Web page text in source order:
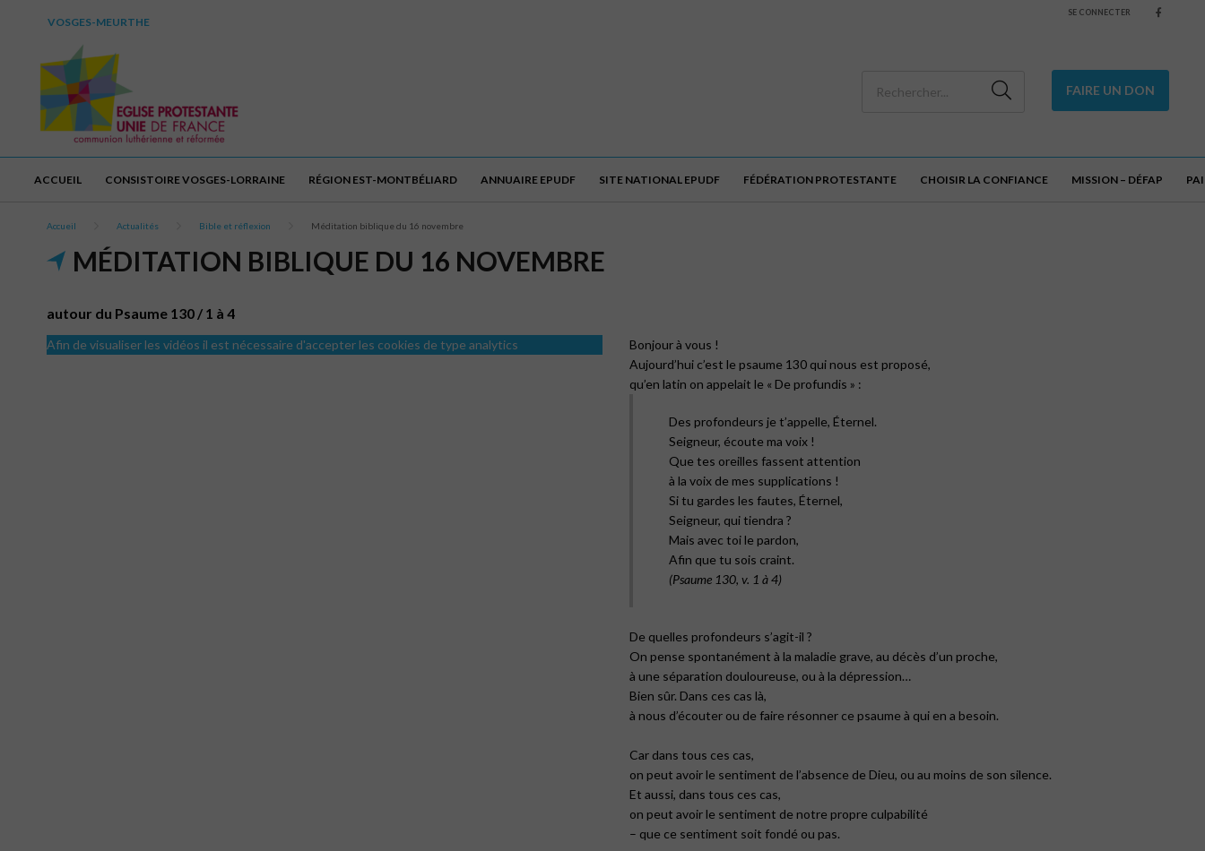
VOSGES-MEURTHE
SE CONNECTER
FAIRE UN DON
ACCUEIL CONSISTOIRE VOSGES-LORRAINE RÉGION EST-MONTBÉLIARD ANNUAIRE EPUDF SITE NATIONAL EPUDF FÉDÉRATION PROTESTANTE CHOISIR LA CONFIANCE MISSION – DÉFAP
Accueil Actualités Bible et réflexion Méditation biblique du 16 novembre
MÉDITATION BIBLIQUE DU 16 NOVEMBRE
autour du Psaume 130 / 1 à 4
Afin de visualiser les vidéos il est nécessaire d'accepter les cookies de type analytics
Bonjour à vous !
Aujourd’hui c’est le psaume 130 qui nous est proposé,
qu’en latin on appelait le « De profundis » :
Des profondeurs je t’appelle, Éternel.
Seigneur, écoute ma voix !
Que tes oreilles fassent attention
à la voix de mes supplications !
Si tu gardes les fautes, Éternel,
Seigneur, qui tiendra ?
Mais avec toi le pardon,
Afin que tu sois craint.
(Psaume 130, v. 1 à 4)
De quelles profondeurs s’agit-il ?
On pense spontanément à la maladie grave, au décès d’un proche,
à une séparation douloureuse, ou à la dépression…
Bien sûr. Dans ces cas là,
à nous d’écouter ou de faire résonner ce psaume à qui en a besoin.
Car dans tous ces cas,
on peut avoir le sentiment de l’absence de Dieu, ou au moins de son silence.
Et aussi, dans tous ces cas,
on peut avoir le sentiment de notre propre culpabilité
– que ce sentiment soit fondé ou pas.